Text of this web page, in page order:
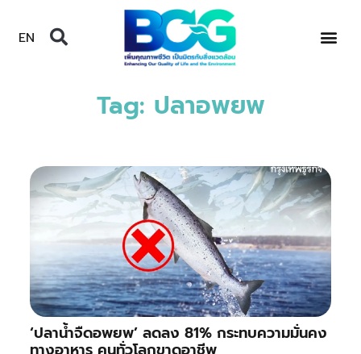
EN
Tag: ปลาอพยพ
‘ปลาน้ำจืดอพยพ’ ลดลง 81% กระทบความมั่นคง